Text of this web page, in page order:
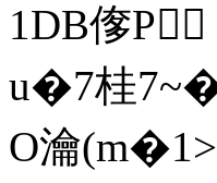
1DB偧
u�7桂
O瀹